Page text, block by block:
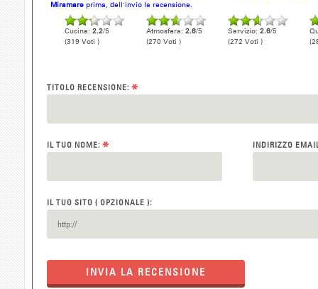
Miramare prima, dell'invio la recensione.
Cucina: 2.2/5
(319 Voti )
Atmosfera: 2.6/5
(270 Voti )
Servizio: 2.6/5
(272 Voti )
TITOLO RECENSIONE: *
IL TUO NOME: * INDIRIZZO
IL TUO SITO ( OPZIONALE ):
INVIA LA RECENSIONE